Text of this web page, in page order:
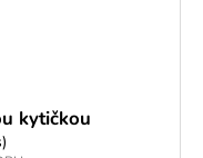
kytičkou